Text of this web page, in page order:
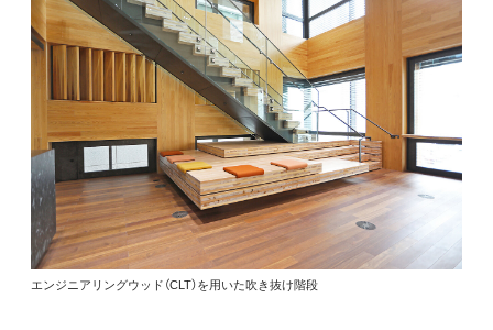
エンジニアリングウッド（CLT）を用いた吹き抜け階段